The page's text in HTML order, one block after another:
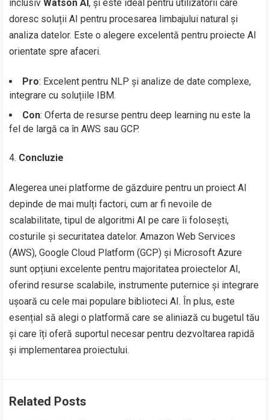
inclusivWatson AI, și este ideal pentru utilizatorii care
doresc soluții AI pentru procesarea limbajului natural și
analiza datelor. Este o alegere excelentă pentru proiecte AI
orientate spre afaceri.
Pro: Excelent pentru NLP și analize de date complexe,
integrare cu soluțiile IBM.
Con: Oferta de resurse pentru deep learning nu este la
fel de largă ca în AWS sau GCP.
Concluzie
Alegerea unei platforme de găzduire pentru un proiect AI
depinde de mai mulți factori, cum ar fi nevoile de
scalabilitate, tipul de algoritmi AI pe care îi folosești,
costurile și securitatea datelor. Amazon Web Services
(AWS), Google Cloud Platform (GCP) și Microsoft Azure
sunt opțiuni excelente pentru majoritatea proiectelor AI,
oferind resurse scalabile, instrumente puternice și integrare
ușoară cu cele mai populare biblioteci AI. În plus, este
esențial să alegi o platformă care se aliniază cu bugetul tău
și care îți oferă suportul necesar pentru dezvoltarea rapidă
și implementarea proiectului.
Related Posts